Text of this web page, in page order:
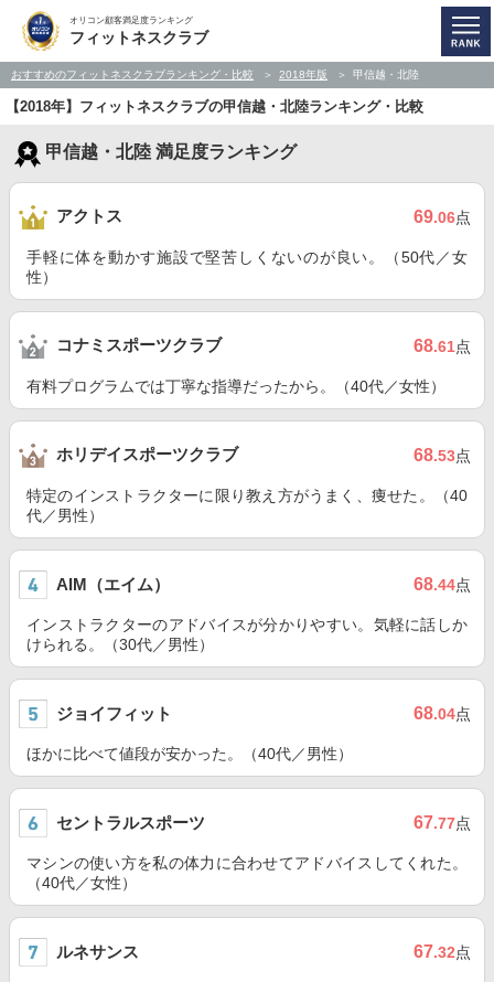
オリコン顧客満足度ランキング
フィットネスクラブ
おすすめのフィットネスクラブランキング・比較 2018年版 甲信越・北陸
【2018年】フィットネスクラブの甲信越・北陸ランキング・比較
甲信越・北陸 満足度ランキング
アクトス 69.06点
手軽に体を動かす施設で堅苦しくないのが良い。（50代／女
性）
コナミスポーツクラブ 68.61点
有料プログラムでは丁寧な指導だったから。（40代／女性）
ホリデイスポーツクラブ 68.53点
特定のインストラクターに限り教え方がうまく、痩せた。（40
代／男性）
AIM（エイム） 68.44点
インストラクターのアドバイスが分かりやすい。気軽に話しか
けられる。（30代／男性）
ジョイフィット 68.04点
ほかに比べて値段が安かった。（40代／男性）
セントラルスポーツ 67.77点
マシンの使い方を私の体力に合わせてアドバイスしてくれた。
（40代／女性）
ルネサンス 67.32点